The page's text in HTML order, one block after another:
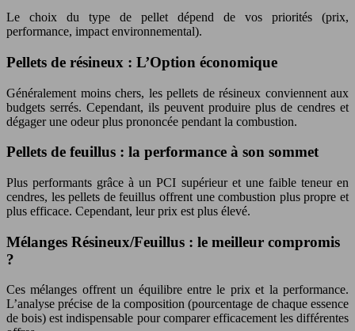
Le choix du type de pellet dépend de vos priorités (prix,
performance, impact environnemental).
Pellets de résineux : L’Option économique
Généralement moins chers, les pellets de résineux conviennent aux
budgets serrés. Cependant, ils peuvent produire plus de cendres et
dégager une odeur plus prononcée pendant la combustion.
Pellets de feuillus : la performance à son sommet
Plus performants grâce à un PCI supérieur et une faible teneur en
cendres, les pellets de feuillus offrent une combustion plus propre et
plus efficace. Cependant, leur prix est plus élevé.
Mélanges Résineux/Feuillus : le meilleur compromis
?
Ces mélanges offrent un équilibre entre le prix et la performance.
L’analyse précise de la composition (pourcentage de chaque essence
de bois) est indispensable pour comparer efficacement les différentes